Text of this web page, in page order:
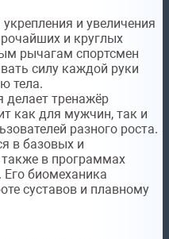
укрепления и увеличения
и круглых
рычагам спортсмен
силу каждой руки
тела.
делает тренажёр
как для мужчин, так и
разного роста.
в базовых и
в программах
Его биомеханика
суставов и плавному